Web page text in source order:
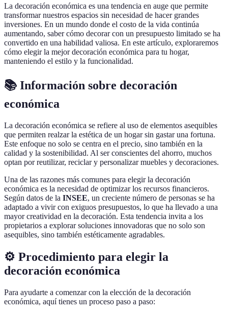
La decoración económica es una tendencia en auge que permite
transformar nuestros espacios sin necesidad de hacer grandes
inversiones. En un mundo donde el costo de la vida continúa
aumentando, saber cómo decorar con un presupuesto limitado se ha
convertido en una habilidad valiosa. En este artículo, exploraremos
cómo elegir la mejor decoración económica para tu hogar,
manteniendo el estilo y la funcionalidad.
📚 Información sobre decoración
económica
La decoración económica se refiere al uso de elementos asequibles
que permiten realzar la estética de un hogar sin gastar una fortuna.
Este enfoque no solo se centra en el precio, sino también en la
calidad y la sostenibilidad. Al ser conscientes del ahorro, muchos
optan por reutilizar, reciclar y personalizar muebles y decoraciones.
Una de las razones más comunes para elegir la decoración
económica es la necesidad de optimizar los recursos financieros.
Según datos de la INSEE, un creciente número de personas se ha
adaptado a vivir con exiguos presupuestos, lo que ha llevado a una
mayor creatividad en la decoración. Esta tendencia invita a los
propietarios a explorar soluciones innovadoras que no solo son
asequibles, sino también estéticamente agradables.
⚙️ Procedimiento para elegir la
decoración económica
Para ayudarte a comenzar con la elección de la decoración
económica, aquí tienes un proceso paso a paso: